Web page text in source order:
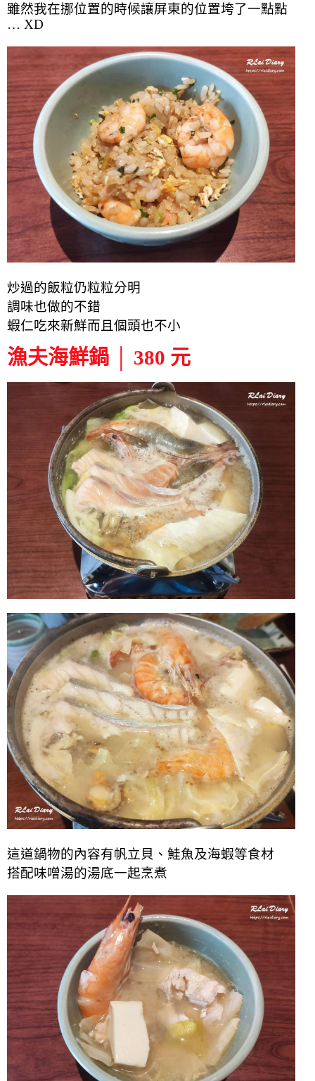
雖然我在挪位置的時候讓屏東的位置垮了一點點
… XD
炒過的飯粒仍粒粒分明
調味也做的不錯
蝦仁吃來新鮮而且個頭也不小
漁夫海鮮鍋 │ 380 元
這道鍋物的內容有帆立貝、鮭魚及海蝦等食材
搭配味噌湯的湯底一起烹煮